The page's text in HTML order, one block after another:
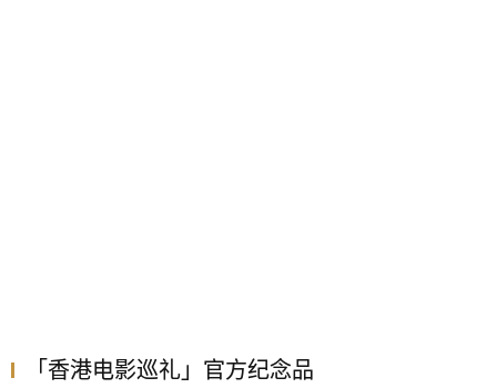
「香港电影巡礼」官方纪念品